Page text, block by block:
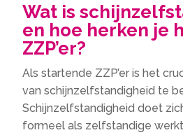
Wat is
en hoe herken je
ZZP’er?
Als startende ZZP’er is het
van schijnzelfstandigheid te
Schijnzelfstandigheid doet
formeel als zelfstandige